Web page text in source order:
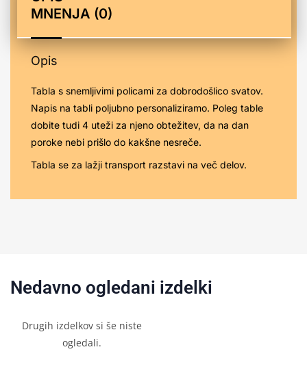
MNENJA (0)
Opis
Tabla s snemljivimi policami za dobrodošlico svatov.
Napis na tabli poljubno personaliziramo. Poleg table
dobite tudi 4 uteži za njeno obtežitev, da na dan
poroke nebi prišlo do kakšne nesreče.
Tabla se za lažji transport razstavi na več delov.
Nedavno ogledani izdelki
Drugih izdelkov si še niste
ogledali.